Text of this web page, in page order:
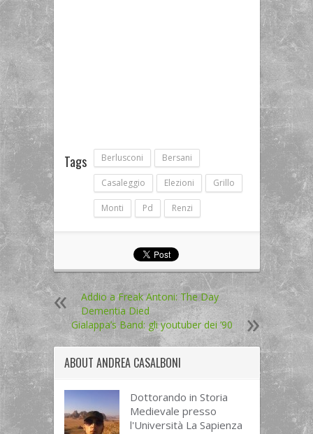
Tags Berlusconi Bersani
Casaleggio Elezioni Grillo
Monti Pd Renzi
Addio a Freak Antoni: The Day
Dementia Died
Gialappa’s Band: gli youtuber dei ’90
ABOUT ANDREA CASALBONI
Dottorando in Storia
Medievale presso
l'Università La Sapienza